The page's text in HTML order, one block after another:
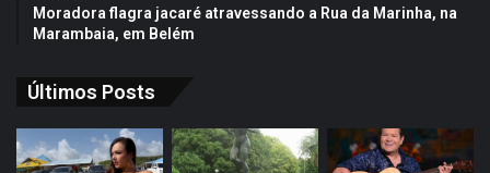
Moradora flagra jacaré atravessando a Rua da Marinha, na
Marambaia, em Belém
Últimos Posts